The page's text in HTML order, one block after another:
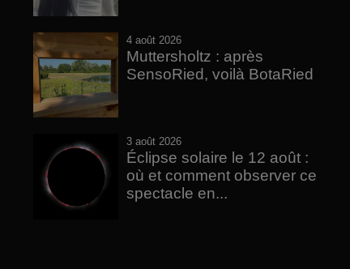
4 août 2026
Muttersholtz : après
SensoRied, voilà BotaRied
3 août 2026
Éclipse solaire le 12 août :
où et comment observer ce
spectacle en...